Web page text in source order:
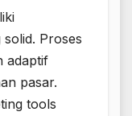
Proses
adaptif
pasar.
tools